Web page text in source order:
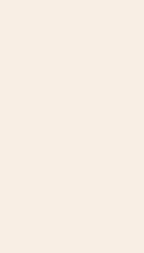
お仏壇の品質内容に応じて、
シメノでは、ご納品させて頂